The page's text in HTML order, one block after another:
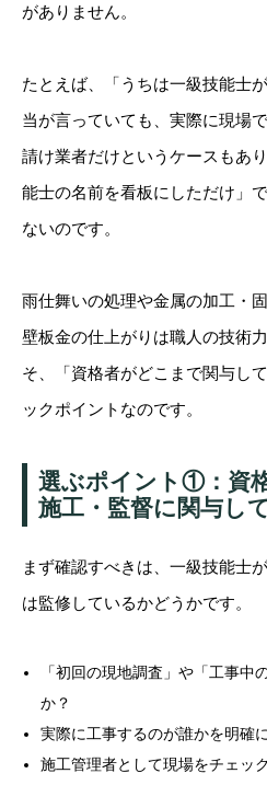
がありません。
たとえば、「うちは一級技能士
当が言っていても、実際に現場
請け業者だけというケースもあ
能士の名前を看板にしただけ」
ないのです。
雨仕舞いの処理や金属の加工・
壁板金の仕上がりは職人の技術
そ、「資格者がどこまで関与し
ックポイントなのです。
選ぶポイント①：資
施工・監督に関与し
まず確認すべきは、一級技能士
は監修しているかどうかです。
「初回の現地調査」や「工事中
か？
実際に工事するのが誰かを明確
施工管理者として現場をチェッ